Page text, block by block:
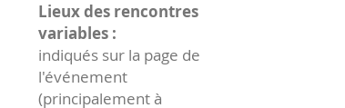
Lieux des rencontres
variables :
indiqués sur la page de
l'événement
(principalement à